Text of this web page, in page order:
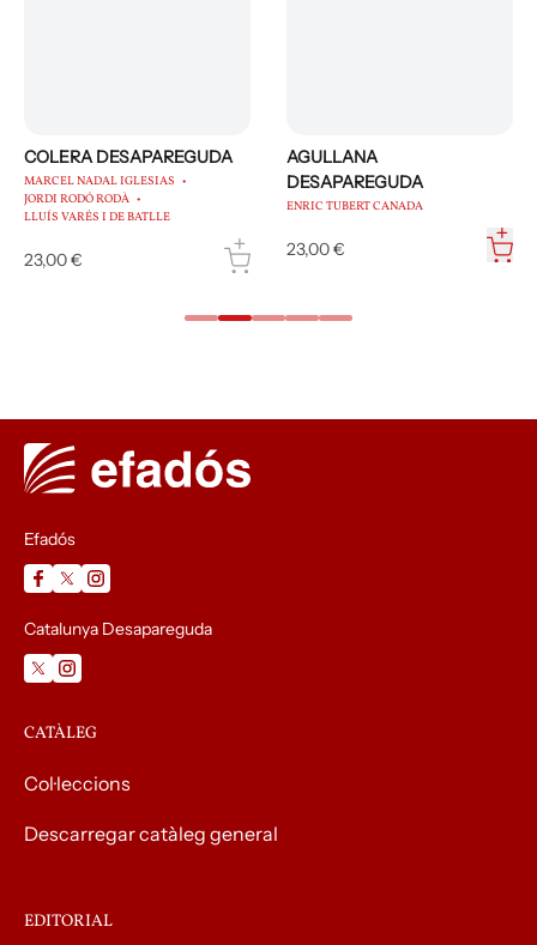
COLERA DESAPAREGUDA
MARCEL NADAL IGLESIAS
JORDI RODÓ RODÀ
LLUÍS VARÉS I DE BATLLE
23,00 €
AGULLANA
DESAPAREGUDA
ENRIC TUBERT CANADA
23,00 €
Efadós
Catalunya Desapareguda
CATÀLEG
Col·leccions
Descarregar catàleg general
EDITORIAL